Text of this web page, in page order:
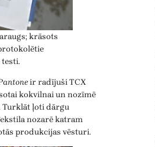
krāsots
ir radījuši TCX
kokvilnai un nozīmē
Turklāt ļoti dārgu
nozarē katram
produkcijas vēsturi.